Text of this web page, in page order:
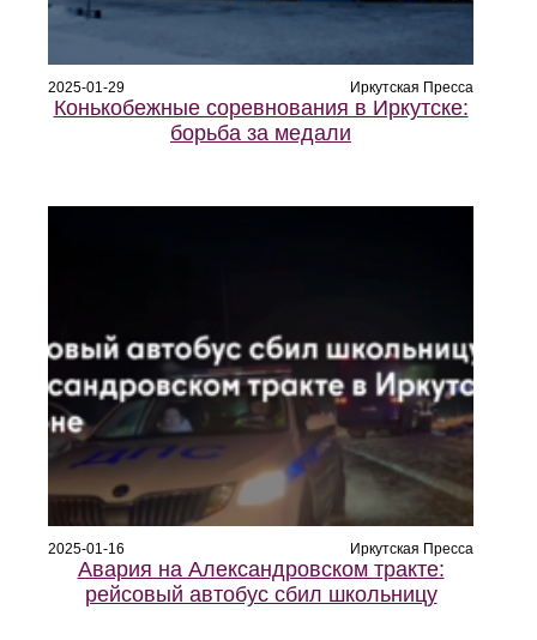
2025-01-29 Иркутская Пресса
Конькобежные соревнования в Иркутске:
борьба за медали
2025-01-16 Иркутская Пресса
Авария на Александровском тракте:
рейсовый автобус сбил школьницу